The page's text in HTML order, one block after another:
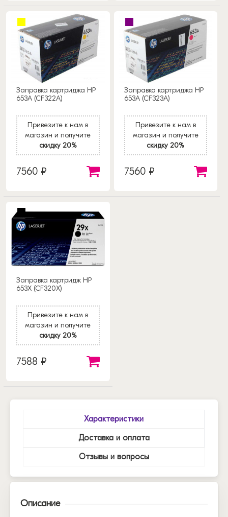
Заправка картриджа HP
653A (CF322A)
Привезите к нам в
магазин и получите
скидку 20%
7560 ₽
Заправка картриджа HP
653A (CF323A)
Привезите к нам в
магазин и получите
скидку 20%
7560 ₽
Заправка картридж HP
653X (CF320X)
Привезите к нам в
магазин и получите
скидку 20%
7588 ₽
Характеристики
Доставка и оплата
Отзывы и вопросы
Описание